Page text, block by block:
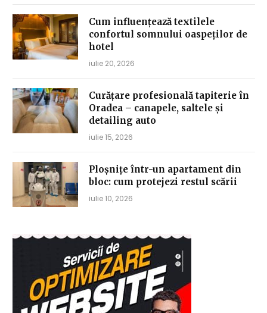
Cum influențează textilele
confortul somnului oaspeților de
hotel
iulie 20, 2026
Curățare profesională tapiterie în
Oradea – canapele, saltele și
detailing auto
iulie 15, 2026
Ploșnițe într-un apartament din
bloc: cum protejezi restul scării
iulie 10, 2026